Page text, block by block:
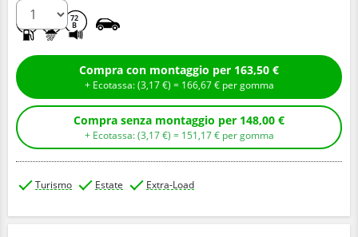
72
B
Compra con montaggio per 163,50 €
+ Ecotassa: (3,17€ ) = 166,67€ per gomma
Compra senza montaggio per 148,00 €
+ Ecotassa: (3,17€ ) = 151,17€ per gomma
Turismo Estate Extra-Load